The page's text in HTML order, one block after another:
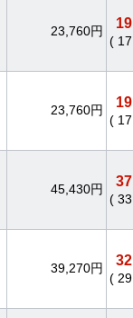
23,760円
(
23,760円
(
45,430円
(
39,270円
(